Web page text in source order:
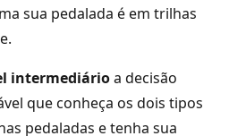
sua pedalada é em trilhas
intermediárioa decisão
que conheça os dois tipos
pedaladas e tenha sua